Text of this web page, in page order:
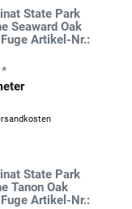
State Park
Seaward Oak
Artikel-Nr.:
State Park
Tanon Oak
Artikel-Nr.: